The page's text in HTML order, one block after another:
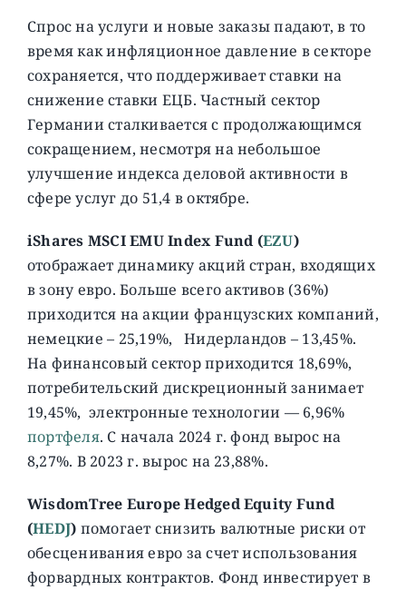
Спрос на услуги и новые заказы падают, в то
время как инфляционное давление в секторе
сохраняется, что поддерживает ставки на
снижение ставки ЕЦБ. Частный сектор
Германии сталкивается с продолжающимся
сокращением, несмотря на небольшое
улучшение индекса деловой активности в
сфере услуг до 51,4 в октябре.
iShares MSCI EMU Index Fund (EZU)
отображает динамику акций стран, входящих
в зону евро. Больше всего активов (36%)
приходится на акции французских компаний,
немецкие – 25,19%, Нидерландов – 13,45%.
На финансовый сектор приходится 18,69%,
потребительский дискреционный занимает
19,45%, электронные технологии — 6,96%
портфеля. C начала 2024 г. фонд вырос на
8,27%. В 2023 г. вырос на 23,88%.
WisdomTree Europe Hedged Equity Fund
(HEDJ) помогает снизить валютные риски от
обесценивания евро за счет использования
форвардных контрактов. Фонд инвестирует в